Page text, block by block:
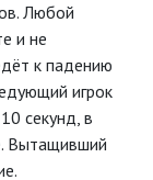
Любой
и не
к падению
игрок
секунд, в
Вытащивший